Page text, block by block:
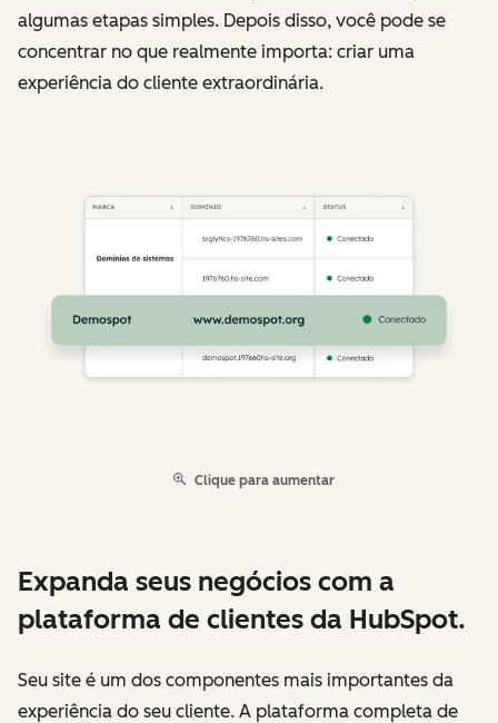
algumas etapas simples. Depois disso, você pode se
concentrar no que realmente importa: criar uma
experiência do cliente extraordinária.
Clique para aumentar
Expanda seus negócios com a
plataforma de clientes da HubSpot.
Seu site é um dos componentes mais importantes da
experiência do seu cliente. A plataforma completa de